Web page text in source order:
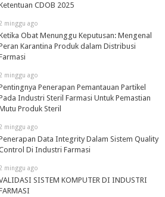
CDOB 2025
minggu ago
Obat Menunggu Keputusan: Mengenal
Karantina Produk dalam Distribusi
minggu ago
Penerapan Pemantauan Partikel
Industri Steril Farmasi Untuk Pemastian
Produk Steril
minggu ago
Data Integrity Dalam Sistem Quality
Di Industri Farmasi
minggu ago
SISTEM KOMPUTER DI INDUSTRI